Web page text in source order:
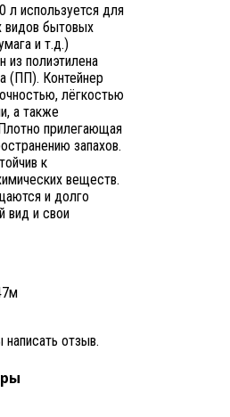
л используется для
видов бытовых
и т.д.)
из полиэтилена
(ПП). Контейнер
лёгкостью
а также
прилегающая
запахов.
к
веществ.
и долго
вид и свои
отзыв.